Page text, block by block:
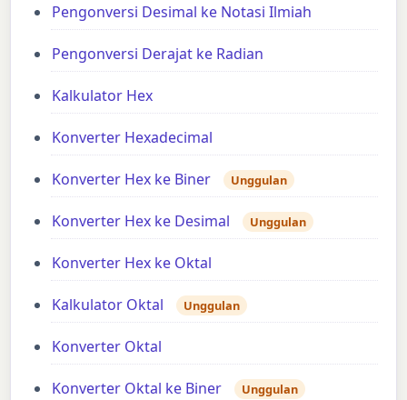
Pengonversi Desimal ke Notasi Ilmiah
Pengonversi Derajat ke Radian
Kalkulator Hex
Konverter Hexadecimal
Konverter Hex ke Biner Unggulan
Konverter Hex ke Desimal Unggulan
Konverter Hex ke Oktal
Kalkulator Oktal Unggulan
Konverter Oktal
Konverter Oktal ke Biner Unggulan